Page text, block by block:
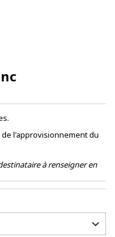
l'approvisionnement du
à renseigner en